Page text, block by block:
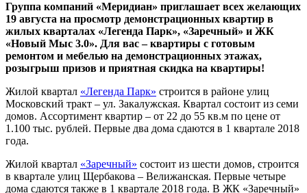
Группа компаний «Меридиан» приглашает всех желающих
19 августа на просмотр демонстрационных квартир в
жилых кварталах «Легенда Парк», «Заречный» и ЖК
«Новый Мыс 3.0». Для вас – квартиры с готовым
ремонтом и мебелью на демонстрационных этажах,
розыгрыш призов и приятная скидка на квартиры!
Жилой квартал «Легенда Парк» строится в районе улиц
Московский тракт – ул. Закалужская. Квартал состоит из семи
домов. Ассортимент квартир – от 22 до 55 кв.м по цене от
1.100 тыс. рублей. Первые два дома сдаются в 1 квартале 2018
года.
Жилой квартал «Заречный» состоит из шести домов, строится
в квартале улиц Щербакова – Велижанская. Первые четыре
дома сдаются также в 1 квартале 2018 года. В ЖК «Заречный»